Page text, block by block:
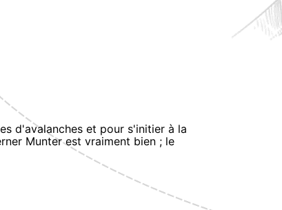
d'avalanches et pour s'initier à la
Munter est vraiment bien ; le